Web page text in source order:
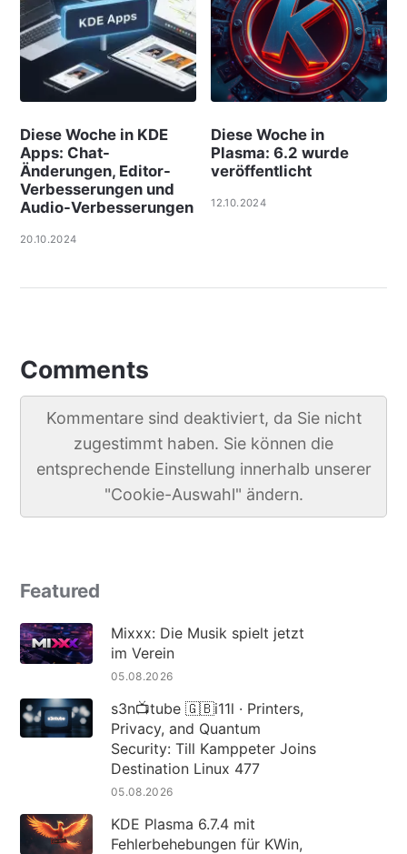
Diese Woche in KDE
Apps: Chat-
Änderungen, Editor-
Verbesserungen und
Audio-Verbesserungen
20.10.2024
Diese Woche in
Plasma: 6.2 wurde
veröffentlicht
12.10.2024
Comments
Kommentare sind deaktiviert, da Sie nicht
zugestimmt haben. Sie können die
entsprechende Einstellung innerhalb unserer
"Cookie-Auswahl" ändern.
Featured
Mixxx: Die Musik spielt jetzt
im Verein
05.08.2026
s3n📺tube 🇬🇧i11l · Printers,
Privacy, and Quantum
Security: Till Kamppeter Joins
Destination Linux 477
05.08.2026
KDE Plasma 6.7.4 mit
Fehlerbehebungen für KWin,